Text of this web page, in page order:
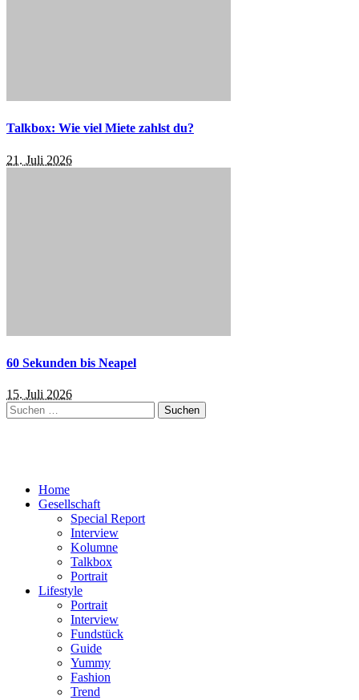
Talkbox: Wie viel Miete zahlst du?
21. Juli 2026
60 Sekunden bis Neapel
15. Juli 2026
Suchen
nach:
Home
Gesellschaft
Special Report
Interview
Kolumne
Talkbox
Portrait
Lifestyle
Portrait
Interview
Fundstück
Guide
Yummy
Fashion
Trend